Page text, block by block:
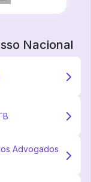
Nacional
Advogados